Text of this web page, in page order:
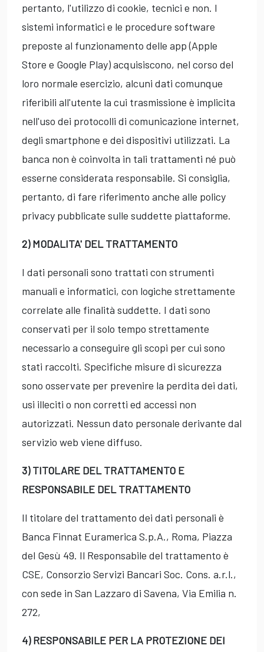
pertanto, l'utilizzo di cookie, tecnici e non. I
sistemi informatici e le procedure software
preposte al funzionamento delle app (Apple
Store e Google Play) acquisiscono, nel corso del
loro normale esercizio, alcuni dati comunque
riferibili all'utente la cui trasmissione è implicita
nell'uso dei protocolli di comunicazione internet,
degli smartphone e dei dispositivi utilizzati. La
banca non è coinvolta in tali trattamenti né può
esserne considerata responsabile. Si consiglia,
pertanto, di fare riferimento anche alle policy
privacy pubblicate sulle suddette piattaforme.
2) MODALITA' DEL TRATTAMENTO
I dati personali sono trattati con strumenti
manuali e informatici, con logiche strettamente
correlate alle finalità suddette. I dati sono
conservati per il solo tempo strettamente
necessario a conseguire gli scopi per cui sono
stati raccolti. Specifiche misure di sicurezza
sono osservate per prevenire la perdita dei dati,
usi illeciti o non corretti ed accessi non
autorizzati. Nessun dato personale derivante dal
servizio web viene diffuso.
3) TITOLARE DEL TRATTAMENTO E
RESPONSABILE DEL TRATTAMENTO
Il titolare del trattamento dei dati personali è
Banca Finnat Euramerica S.p.A., Roma, Piazza
del Gesù 49. Il Responsabile del trattamento è
CSE, Consorzio Servizi Bancari Soc. Cons. a.r.l.,
con sede in San Lazzaro di Savena, Via Emilia n.
272,
4) RESPONSABILE PER LA PROTEZIONE DEI